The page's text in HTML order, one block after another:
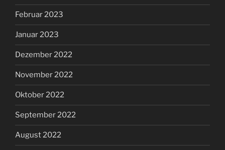
Februar 2023
Januar 2023
Dezember 2022
November 2022
Oktober 2022
September 2022
August 2022